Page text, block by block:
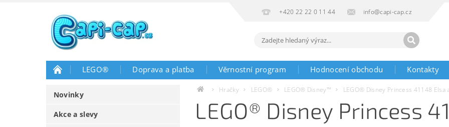
+420 22 22 0 11 44 info@capi-cap.cz
LEGO® Doprava a platba Věrnostní program Hodnocení obchodu Kontakty
Novinky
Akce a slevy
Hračky LEGO® LEGO® Disney™ LEGO® Disney Princess 41148
LEGO® Disney Princess